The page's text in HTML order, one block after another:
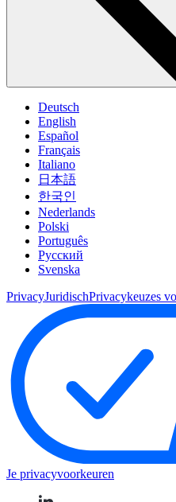
Deutsch
English
Español
Français
Italiano
日本語
한국인
Nederlands
Polski
Português
Pусский
Svenska
PrivacyJuridischPrivacykeuzes
Je privacyvoorkeuren